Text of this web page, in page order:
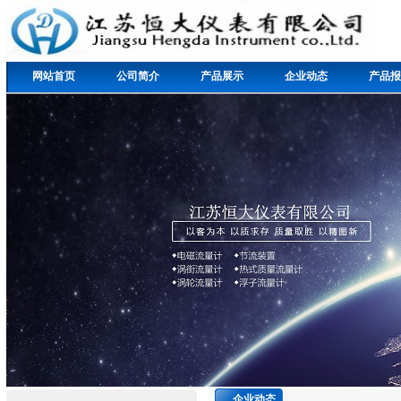
网站首页 公司简介 产品展示 企业动态 产品